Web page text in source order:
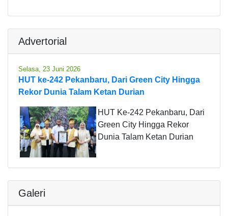
Advertorial
Selasa, 23 Juni 2026
HUT ke-242 Pekanbaru, Dari Green City Hingga
Rekor Dunia Talam Ketan Durian
HUT Ke-242 Pekanbaru, Dari
Green City Hingga Rekor
Dunia Talam Ketan Durian
Galeri